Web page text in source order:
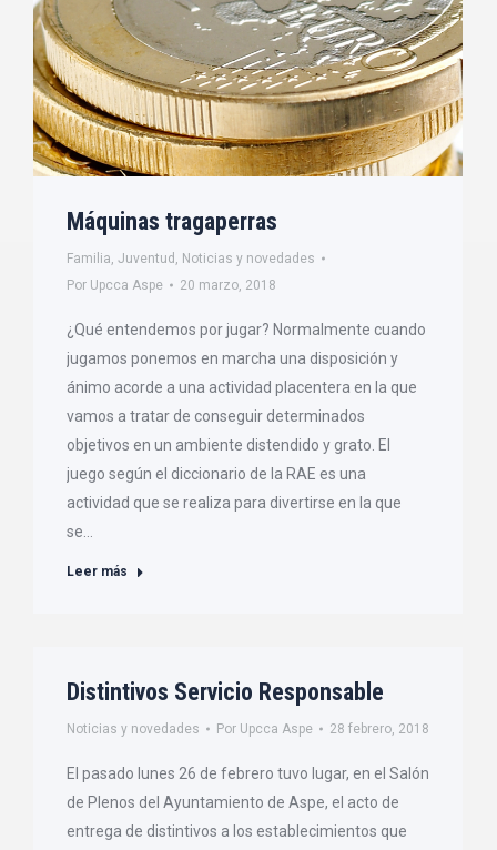
Máquinas tragaperras
Familia, Juventud , Noticias y novedades
Por Upcca Aspe 20 marzo, 2018
¿Qué entendemos por jugar? Normalmente cuando
jugamos ponemos en marcha una disposición y
ánimo acorde a una actividad placentera en la que
vamos a tratar de conseguir determinados
objetivos en un ambiente distendido y grato. El
juego según el diccionario de la RAE es una
actividad que se realiza para divertirse en la que
se…
Leer más
Distintivos Servicio Responsable
Noticias y novedades Por Upcca Aspe 28 febrero, 2018
El pasado lunes 26 de febrero tuvo lugar, en el Salón
de Plenos del Ayuntamiento de Aspe, el acto de
entrega de distintivos a los establecimientos que